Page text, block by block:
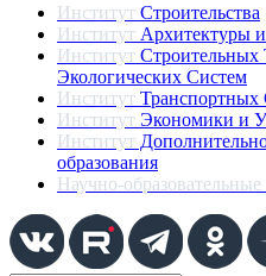
Институт Строительства
Институт Архитектуры
Институт
Экологических Систем
Институт
Институт Экономики и
Институт
образования
Научно-